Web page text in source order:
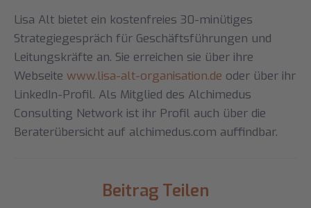
Lisa Alt bietet ein kostenfreies 30-minütiges
Strategiegespräch für Geschäftsführungen und
Leitungskräfte an. Sie erreichen sie über ihre
Webseite www.lisa-alt-organisation.de oder über ihr
LinkedIn-Profil. Als Mitglied des Alchimedus
Consulting Network ist ihr Profil auch über die
Beraterübersicht auf alchimedus.com auffindbar.
Beitrag Teilen